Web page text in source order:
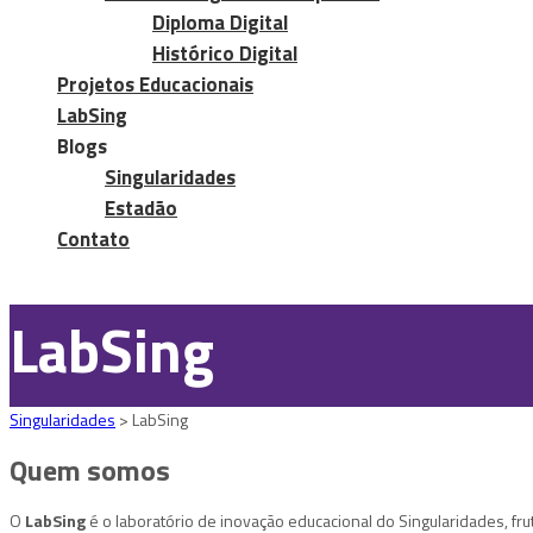
Diploma Digital
Histórico Digital
Projetos Educacionais
LabSing
Blogs
Singularidades
Estadão
Contato
LabSing
Singularidades > LabSing
Quem somos
O LabSingé o laboratório de inovação educacional do Singularidades,